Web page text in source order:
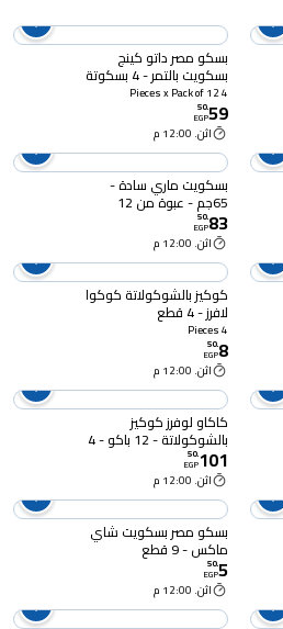
بسكو مصر داتو كينج
بسكويت بالتمر - 4 بسكوتة
- 12 باكيت
4 Pieces x Pack of 12
59
.
50
EGP
اثن. 12:00 م
بسكويت ماري سادة -
65جم - عبوة من 12
83
.
50
EGP
اثن. 12:00 م
كوكيز بالشوكولاتة كوكوا
لافرز - 4 قطع
4 Pieces
8
.
50
EGP
اثن. 12:00 م
كاكاو لوفرز كوكيز
بالشوكولاتة - 12 باكو - 4
كوكيز
101
.
50
EGP
اثن. 12:00 م
بسكو مصر بسكويت شاي
ماكس - 9 قطع
5
.
50
EGP
اثن. 12:00 م